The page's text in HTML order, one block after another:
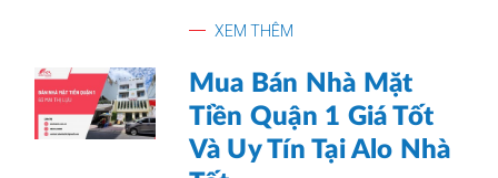
XEM THÊM
Mua Bán Nhà Mặt
Tiền Quận 1 Giá Tốt
Và Uy Tín Tại Alo Nhà